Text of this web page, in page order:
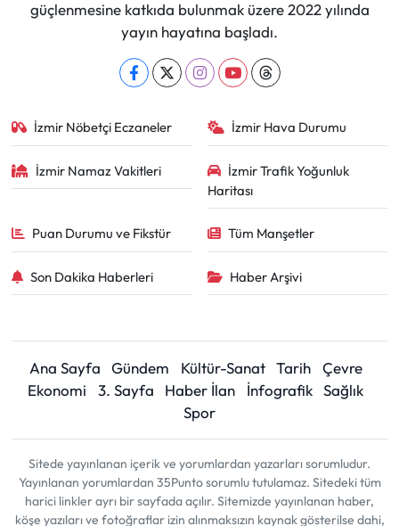
güçlenmesine katkıda bulunmak üzere 2022 yılında
yayın hayatına başladı.
İzmir Nöbetçi Eczaneler İzmir Hava Durumu
İzmir Namaz Vakitleri
İzmir Trafik Yoğunluk
Haritası
Puan Durumu ve Fikstür Tüm Manşetler
Son Dakika Haberleri Haber Arşivi
Ana Sayfa Gündem Kültür-Sanat Tarih
Çevre
Ekonomi
3. Sayfa Haber İlan İnfografik Sağlık
Spor
Sitede yayınlanan içerik ve yorumlardan yazarları sorumludur.
Yayınlanan yorumlardan 35Punto sorumlu tutulamaz. Sitedeki tüm
harici linkler ayrı bir sayfada açılır. Sitemizde yayınlanan haber,
köşe yazıları ve fotoğraflar izin alınmaksızın kaynak gösterilse dahi,